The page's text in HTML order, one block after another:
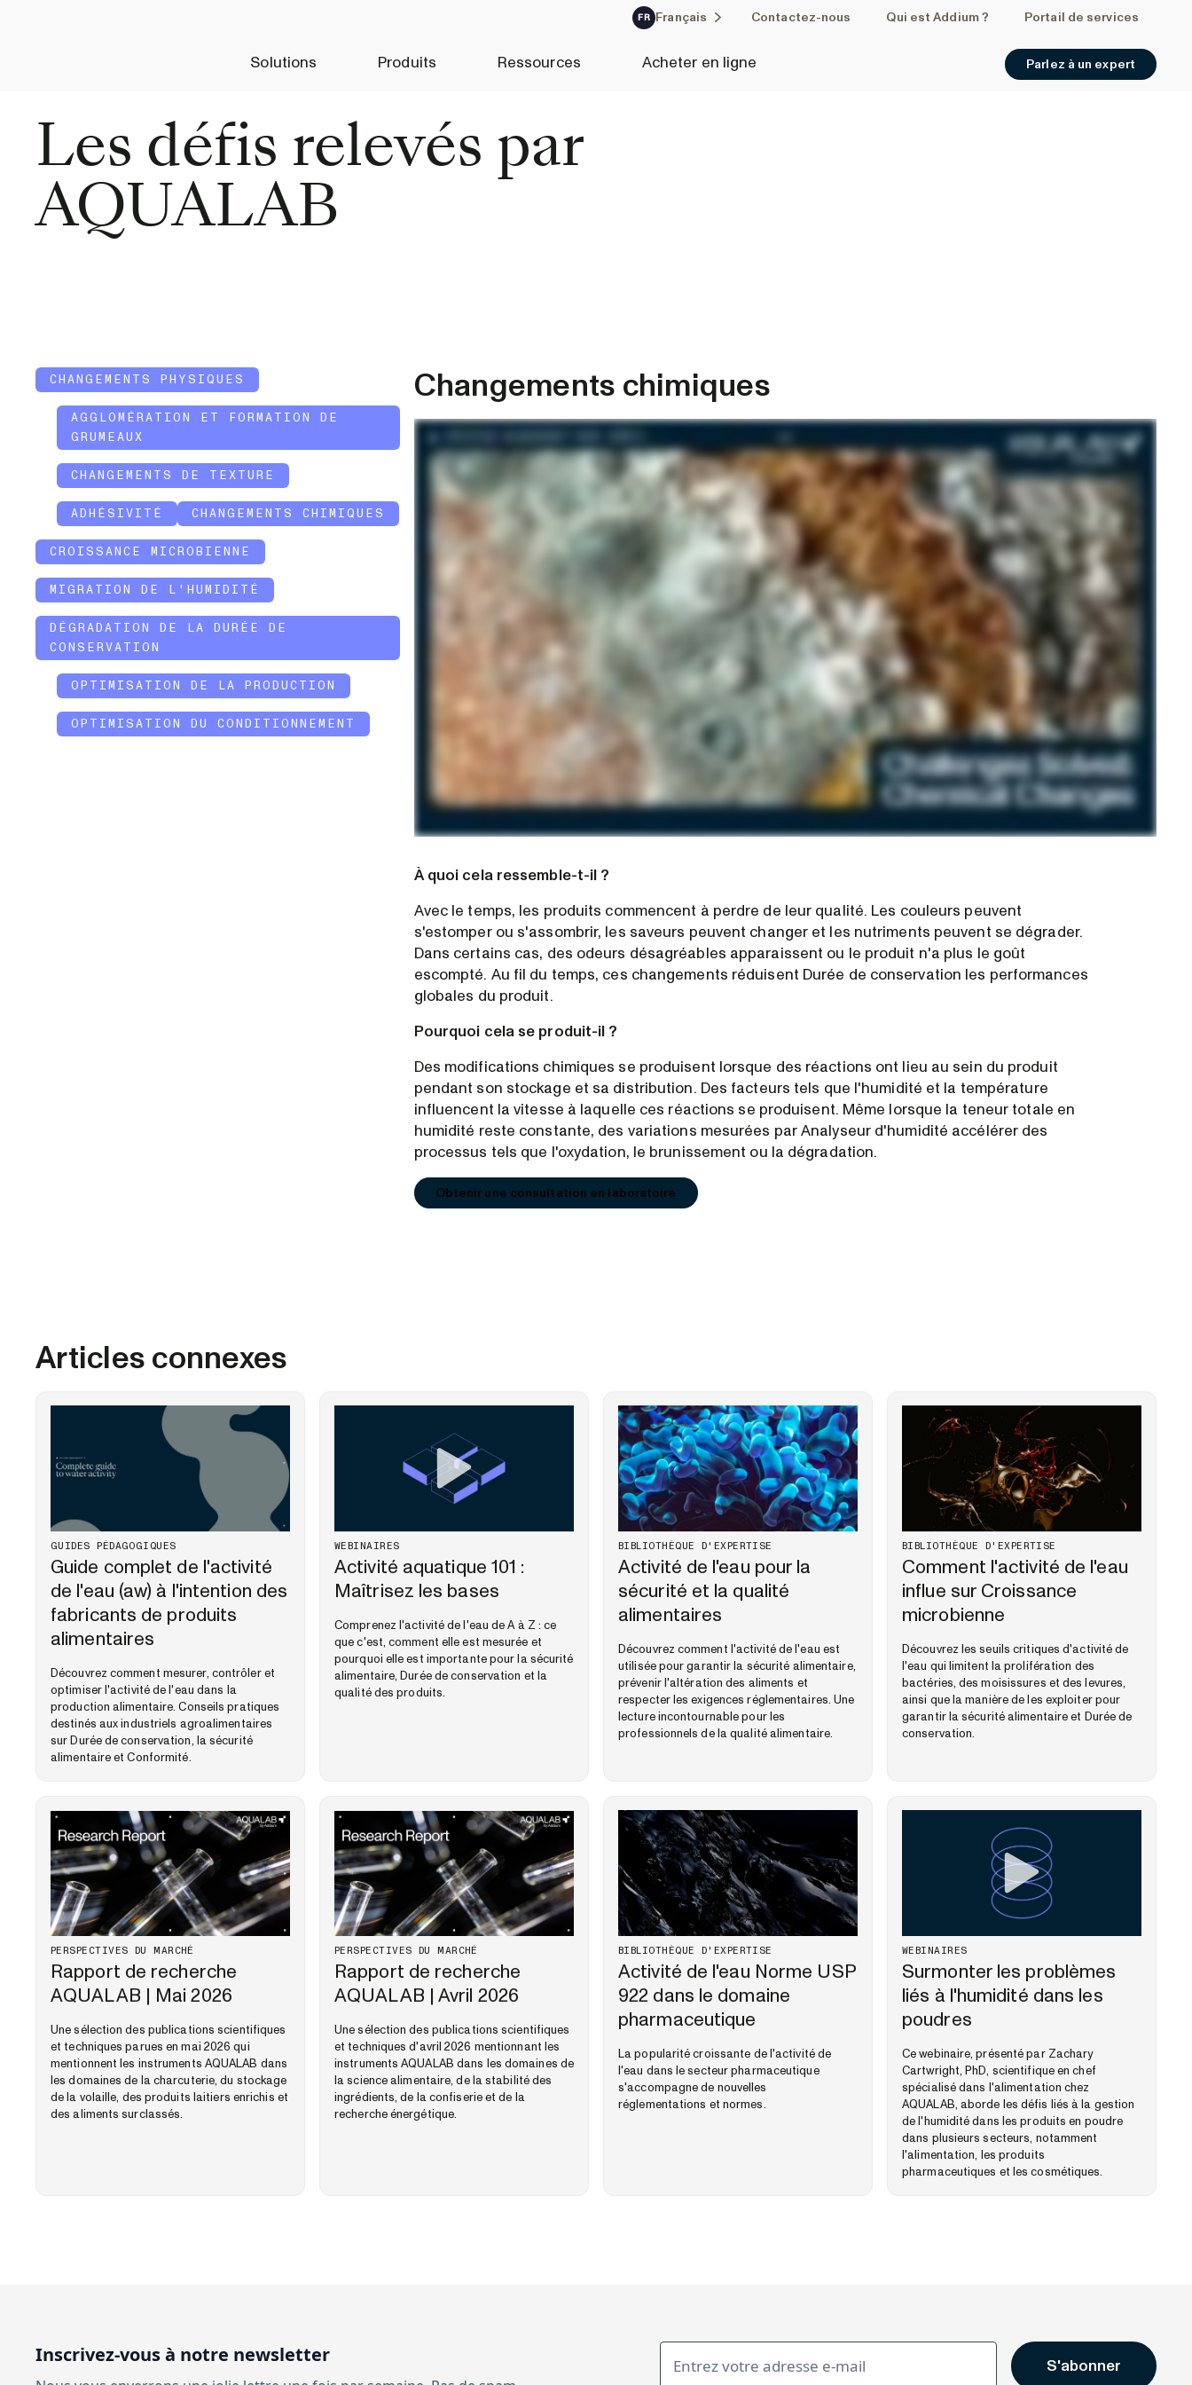
FR Français Contactez-nous Qui est Addium ? Portail de services
Solutions Produits Ressources Acheter en ligne Parlez à un expert
Les défis relevés par
AQUALAB
CHANGEMENTS PHYSIQUES
AGGLOMÉRATION ET FORMATION DE
GRUMEAUX
CHANGEMENTS DE TEXTURE
ADHÉSIVITÉ CHANGEMENTS CHIMIQUES
CROISSANCE MICROBIENNE
MIGRATION DE L'HUMIDITÉ
DÉGRADATION DE LA DURÉE DE
CONSERVATION
OPTIMISATION DE LA PRODUCTION
OPTIMISATION DU CONDITIONNEMENT
Changements chimiques
À quoi cela ressemble-t-il ?
Avec le temps, les produits commencent à perdre de leur qualité. Les couleurs peuvent
s'estomper ou s'assombrir, les saveurs peuvent changer et les nutriments peuvent se dégrader.
Dans certains cas, des odeurs désagréables apparaissent ou le produit n'a plus le goût
escompté. Au fil du temps, ces changements réduisent Durée de conservation les performances
globales du produit.
Pourquoi cela se produit-il ?
Des modifications chimiques se produisent lorsque des réactions ont lieu au sein du produit
pendant son stockage et sa distribution. Des facteurs tels que l'humidité et la température
influencent la vitesse à laquelle ces réactions se produisent. Même lorsque la teneur totale en
humidité reste constante, des variations mesurées par Analyseur d'humidité accélérer des
processus tels que l'oxydation, le brunissement ou la dégradation.
Obtenir une consultation en laboratoire
Articles connexes
GUIDES PÉDAGOGIQUES
Guide complet de l'activité
de l'eau (aw) à l'intention des
fabricants de produits
alimentaires
Découvrez comment mesurer, contrôler et
optimiser l'activité de l'eau dans la
production alimentaire. Conseils pratiques
destinés aux industriels agroalimentaires
sur Durée de conservation, la sécurité
alimentaire et Conformité.
WEBINAIRES
Activité aquatique 101 :
Maîtrisez les bases
Comprenez l'activité de l'eau de A à Z : ce
que c'est, comment elle est mesurée et
pourquoi elle est importante pour la sécurité
alimentaire, Durée de conservation et la
qualité des produits.
BIBLIOTHÈQUE D'EXPERTISE
Activité de l'eau pour la
sécurité et la qualité
alimentaires
Découvrez comment l'activité de l'eau est
utilisée pour garantir la sécurité alimentaire,
prévenir l'altération des aliments et
respecter les exigences réglementaires. Une
lecture incontournable pour les
professionnels de la qualité alimentaire.
BIBLIOTHÈQUE D'EXPERTISE
Comment l'activité de l'eau
influe sur Croissance
microbienne
Découvrez les seuils critiques d'activité de
l'eau qui limitent la prolifération des
bactéries, des moisissures et des levures,
ainsi que la manière de les exploiter pour
garantir la sécurité alimentaire et Durée de
conservation.
PERSPECTIVES DU MARCHÉ
Rapport de recherche
AQUALAB | Mai 2026
Une sélection des publications scientifiques
et techniques parues en mai 2026 qui
mentionnent les instruments AQUALAB dans
les domaines de la charcuterie, du stockage
de la volaille, des produits laitiers enrichis et
des aliments surclassés.
PERSPECTIVES DU MARCHÉ
Rapport de recherche
AQUALAB | Avril 2026
Une sélection des publications scientifiques
et techniques d'avril 2026 mentionnant les
instruments AQUALAB dans les domaines de
la science alimentaire, de la stabilité des
ingrédients, de la confiserie et de la
recherche énergétique.
BIBLIOTHÈQUE D'EXPERTISE
Activité de l'eau Norme USP
922 dans le domaine
pharmaceutique
La popularité croissante de l'activité de
l'eau dans le secteur pharmaceutique
s'accompagne de nouvelles
réglementations et normes.
WEBINAIRES
Surmonter les problèmes
liés à l'humidité dans les
poudres
Ce webinaire, présenté par Zachary
Cartwright, PhD, scientifique en chef
spécialisé dans l'alimentation chez
AQUALAB, aborde les défis liés à la gestion
de l'humidité dans les produits en poudre
dans plusieurs secteurs, notamment
l'alimentation, les produits
pharmaceutiques et les cosmétiques.
Inscrivez-vous à notre newsletter